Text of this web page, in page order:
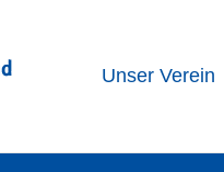
Unser Verein